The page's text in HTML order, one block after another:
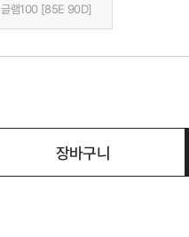
글램100 [85E 90D]
장바구니